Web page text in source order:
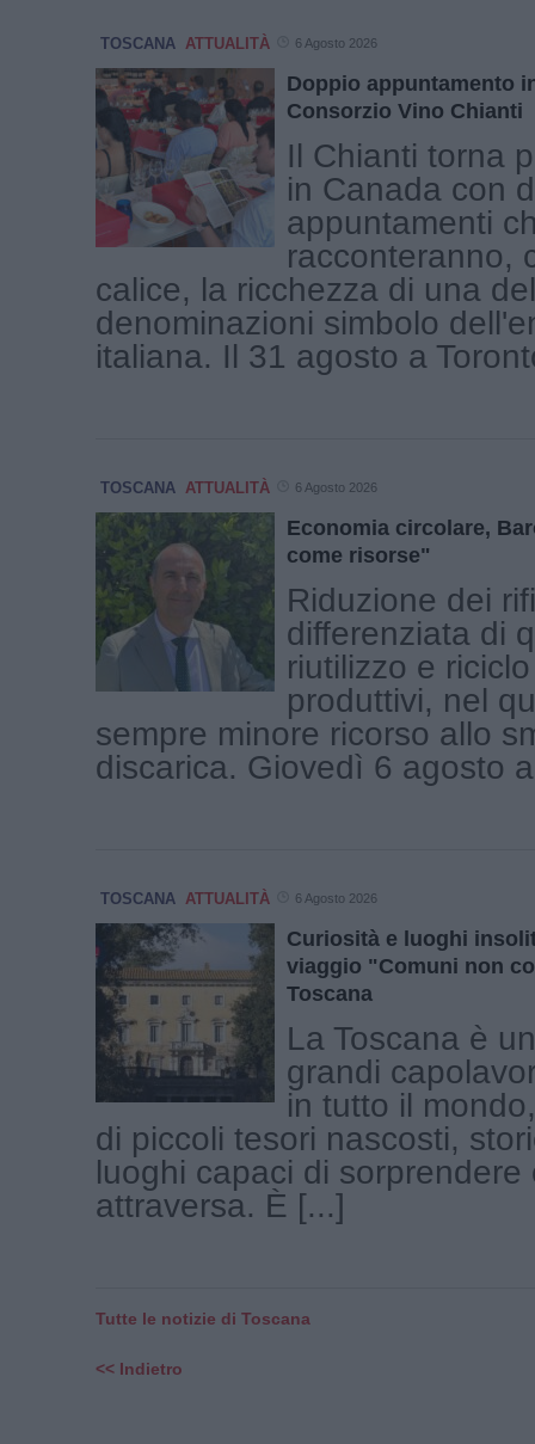
TOSCANA ATTUALITÀ 6 Agosto 2026
Doppio appuntamento
Consorzio Vino Chianti
Il Chianti torna
in Canada con
appuntamenti
racconteranno,
calice, la ricchezza di una
denominazioni simbolo
italiana. Il 31 agosto a
TOSCANA ATTUALITÀ 6 Agosto 2026
Economia circolare,
come risorse"
Riduzione dei
differenziata di
riutilizzo e
produttivi, nel
sempre minore ricorso allo
discarica. Giovedì 6 agosto
TOSCANA ATTUALITÀ 6 Agosto 2026
Curiosità e luoghi
viaggio "Comuni non
Toscana
La Toscana è
grandi
in tutto il
di piccoli tesori nascosti,
luoghi capaci di sorprendere
attraversa. È [...]
Tutte le notizie di Toscana
<< Indietro